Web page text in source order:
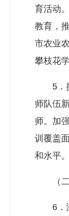
育活动
教育，
市农业
攀枝花
5．提
师队伍
师。加
训覆盖
和水平
（二
6．深